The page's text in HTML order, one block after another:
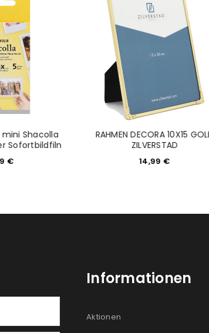
Ja, ich möchte ein
Datenschutzerklärung
REGISTRIEREN
Shacolla
Sofortbildfiln
€
RAHMEN DECORA 10X15
ZILVERSTAD
14,99 €
Informationen
Aktionen